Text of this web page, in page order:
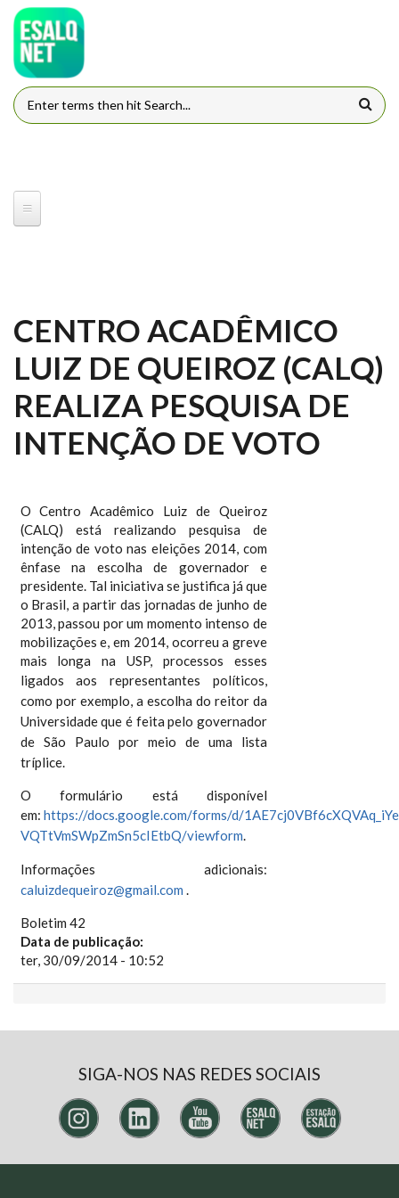
Pular para o conteúdo principal
FORMULÁRIO DE BUSCA
CENTRO ACADÊMICO
LUIZ DE QUEIROZ (CALQ)
REALIZA PESQUISA DE
INTENÇÃO DE VOTO
O Centro Acadêmico Luiz de Queiroz
(CALQ) está realizando pesquisa de
intenção de voto nas eleições 2014, com
ênfase na escolha de governador e
presidente. Tal iniciativa se justifica já que
o Brasil, a partir das jornadas de junho de
2013, passou por um momento intenso de
mobilizações e, em 2014, ocorreu a greve
mais longa na USP, processos esses
ligados aosrepresentantes políticos,
como por exemplo, a escolha do reitor da
Universidade que é feita pelo governador
de São Paulo por meio de uma lista
tríplice.
O formulário está disponível
em: https://docs.google.com/forms/d/
VQTtVmSWpZmSn5cIEtbQ/viewform.
Informações adicionais:
caluizdequeiroz@gmail.com .
Boletim 42
Data de publicação:
ter, 30/09/2014 - 10:52
SIGA-NOS NAS REDES SOCIAIS